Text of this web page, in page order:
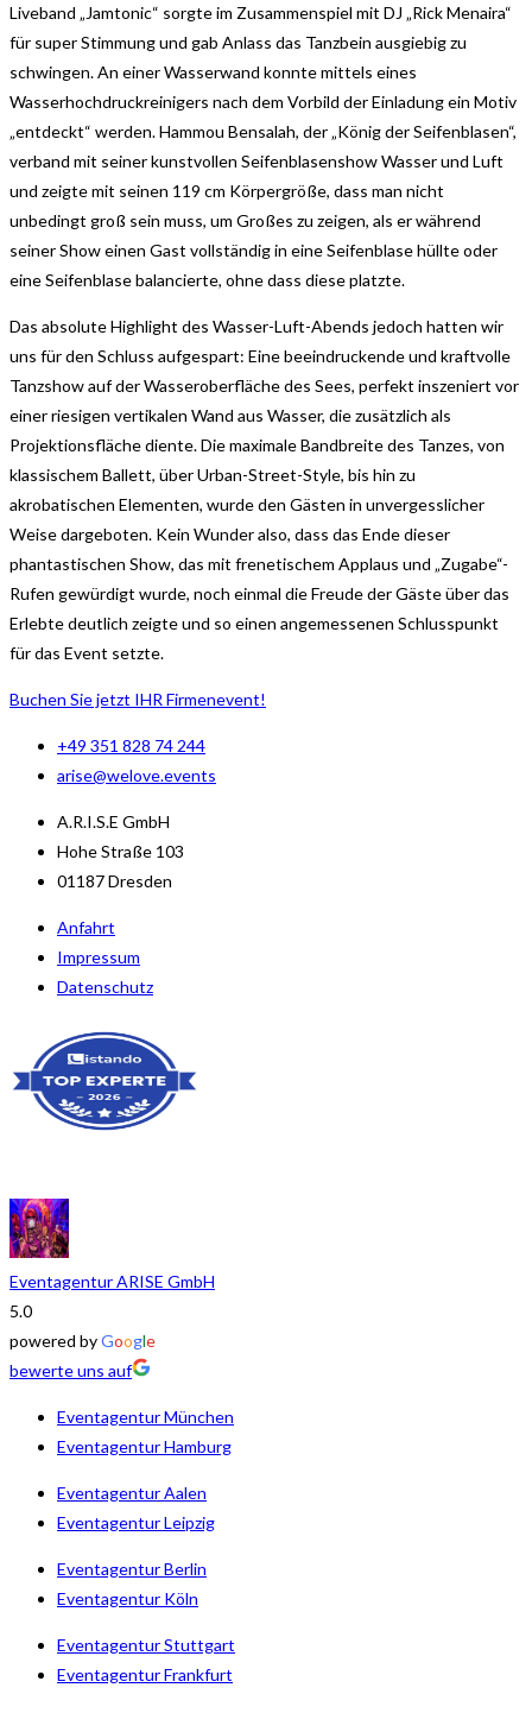
Liveband „Jamtonic“ sorgte im Zusammenspiel mit DJ „Rick Menaira“
für super Stimmung und gab Anlass das Tanzbein ausgiebig zu
schwingen. An einer Wasserwand konnte mittels eines
Wasserhochdruckreinigers nach dem Vorbild der Einladung ein Motiv
„entdeckt“ werden. Hammou Bensalah, der „König der Seifenblasen“,
verband mit seiner kunstvollen Seifenblasenshow Wasser und Luft
und zeigte mit seinen 119 cm Körpergröße, dass man nicht
unbedingt groß sein muss, um Großes zu zeigen, als er während
seiner Show einen Gast vollständig in eine Seifenblase hüllte oder
eine Seifenblase balancierte, ohne dass diese platzte.
Das absolute Highlight des Wasser-Luft-Abends jedoch hatten wir
uns für den Schluss aufgespart: Eine beeindruckende und kraftvolle
Tanzshow auf der Wasseroberfläche des Sees, perfekt inszeniert vor
einer riesigen vertikalen Wand aus Wasser, die zusätzlich als
Projektionsfläche diente. Die maximale Bandbreite des Tanzes, von
klassischem Ballett, über Urban-Street-Style, bis hin zu
akrobatischen Elementen, wurde den Gästen in unvergesslicher
Weise dargeboten. Kein Wunder also, dass das Ende dieser
phantastischen Show, das mit frenetischem Applaus und „Zugabe“-
Rufen gewürdigt wurde, noch einmal die Freude der Gäste über das
Erlebte deutlich zeigte und so einen angemessenen Schlusspunkt
für das Event setzte.
Buchen Sie jetzt IHR Firmenevent!
+49 351 828 74 244
arise@welove.events
A.R.I.S.E GmbH
Hohe Straße 103
01187 Dresden
Anfahrt
Impressum
Datenschutz
Eventagentur ARISE GmbH
5.0
powered byGoogle
bewerte uns auf
Eventagentur München
Eventagentur Hamburg
Eventagentur Aalen
Eventagentur Leipzig
Eventagentur Berlin
Eventagentur Köln
Eventagentur Stuttgart
Eventagentur Frankfurt